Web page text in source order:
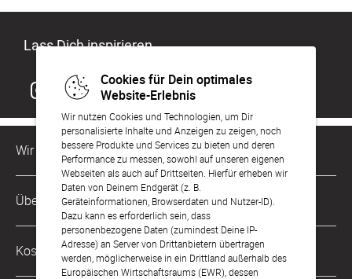
Cookies für Dein optimales
Website-Erlebnis
Wir nutzen Cookies und Technologien, um Dir
personalisierte Inhalte und Anzeigen zu zeigen, noch
bessere Produkte und Services zu bieten und deren
Performance zu messen, sowohl auf unseren eigenen
Webseiten als auch auf Drittseiten. Hierfür erheben wir
Daten von Deinem Endgerät (z. B.
Geräteinformationen, Browserdaten und Nutzer-ID).
Dazu kann es erforderlich sein, dass
personenbezogene Daten (zumindest Deine IP-
Adresse) an Server von Drittanbietern übertragen
werden, möglicherweise in ein Drittland außerhalb des
Europäischen Wirtschaftsraums (EWR), dessen
Lass Dich inspirieren
Wir sind für Dich da
Kundenservice-Hotline
0221 956 725 10
Mo. - Fr. von 9 bis 17 Uhr
kontakt@sendmoments.de
Über Uns
Philosophie
Karriere
Kostenlose Services